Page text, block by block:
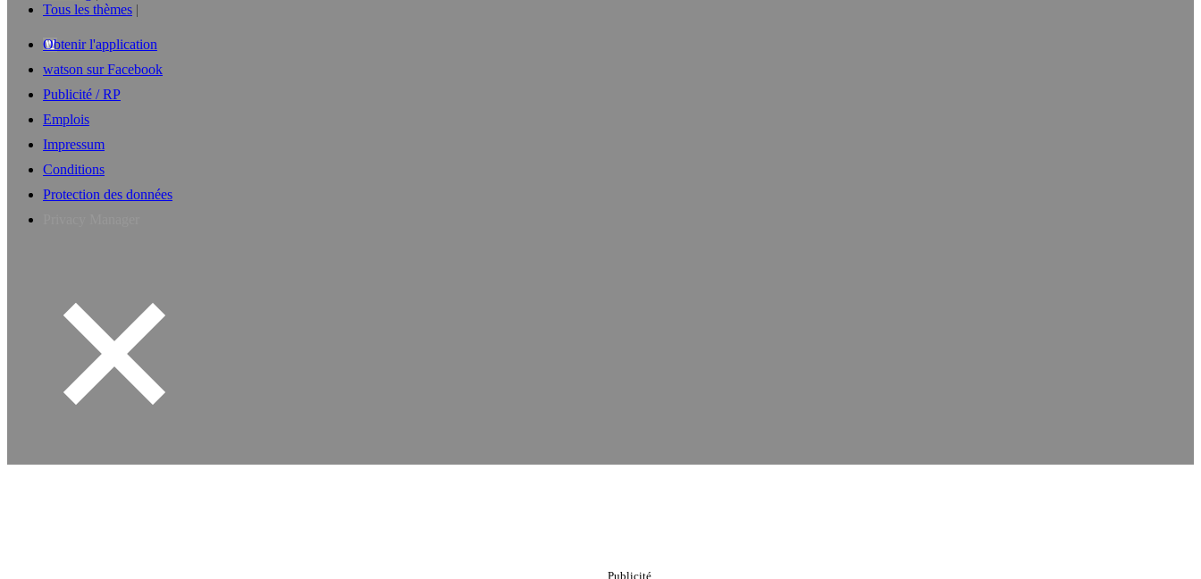
Tous les thèmes
Obtenir l'application
watson sur Facebook
Publicité / RP
Emplois
Impressum
Conditions
Protection des données